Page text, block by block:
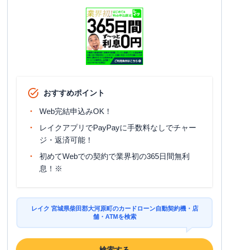
おすすめポイント
Web完結申込みOK！
レイクアプリでPayPayに手数料なしでチャー
ジ・返済可能！
初めてWebでの契約で業界初の365日間無利
息！※
レイク 宮城県柴田郡大河原町のカードローン自動契約機・店
舗・ATMを検索